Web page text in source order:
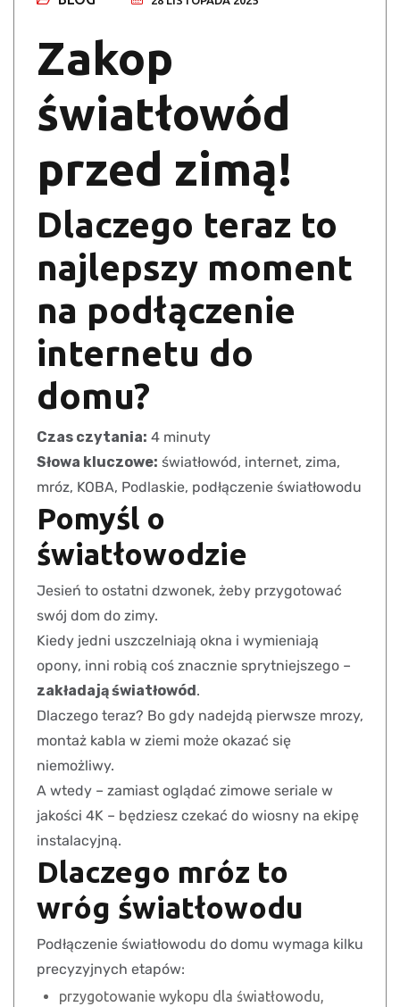
Zakop
światłowód
przed zimą!
Dlaczego teraz to
najlepszy moment
na podłączenie
internetu do
domu?
Czas czytania: 4 minuty
Słowa kluczowe: światłowód, internet, zima,
mróz, KOBA, Podlaskie, podłączenie światłowodu
Pomyśl o
światłowodzie
Jesień to ostatni dzwonek, żeby przygotować
swój dom do zimy.
Kiedy jedni uszczelniają okna i wymieniają
opony, inni robią coś znacznie sprytniejszego –
zakładają światłowód .
Dlaczego teraz? Bo gdy nadejdą pierwsze mrozy,
montaż kabla w ziemi może okazać się
niemożliwy.
A wtedy – zamiast oglądać zimowe seriale w
jakości 4K – będziesz czekać do wiosny na ekipę
instalacyjną.
Dlaczego mróz to
wróg światłowodu
Podłączenie światłowodu do domu wymaga kilku
precyzyjnych etapów:
przygotowanie wykopu dla światłowodu,